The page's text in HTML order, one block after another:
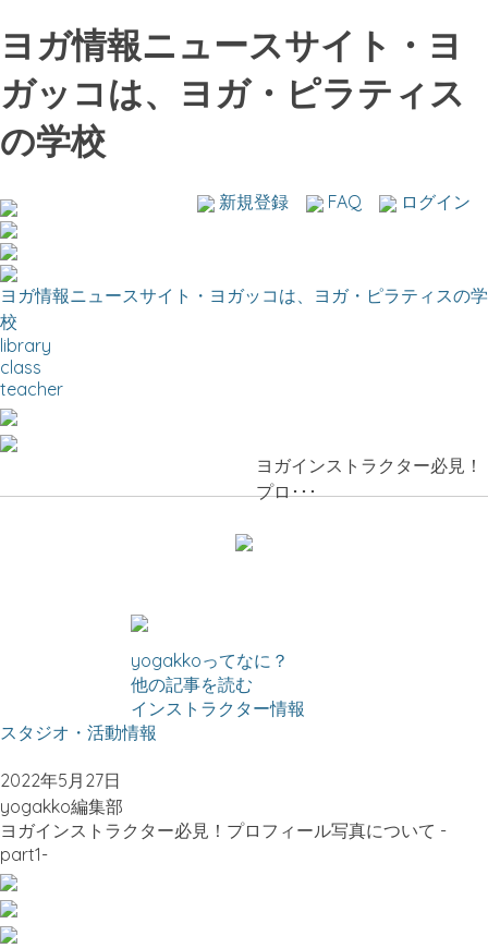
ヨガ情報ニュースサイト・ヨ
ガッコは、ヨガ・ピラティス
の学校
ログイン
FAQ
新規登録
ヨガ情報ニュースサイト・ヨガッコは、ヨガ・ピラティスの学
校
library
class
teacher
ヨガインストラクター必見！
プロ･･･
yogakkoってなに？
他の記事を読む
インストラクター情報
スタジオ・活動情報
2022年5月27日
yogakko編集部
ヨガインストラクター必見！プロフィール写真について -
part1-